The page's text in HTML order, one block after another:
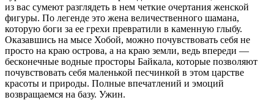
из вас сумеют разглядеть в нем четкие очертания женской
фигуры. По легенде это жена величественного шамана,
которую боги за ее грехи превратили в каменную глыбу.
Оказавшись на мысе Хобой, можно почувствовать себя не
просто на краю острова, а на краю земли, ведь впереди —
бесконечные водные просторы Байкала, которые позволяют
почувствовать себя маленькой песчинкой в этом царстве
красоты и природы. Полные впечатлений и эмоций
возвращаемся на базу. Ужин.